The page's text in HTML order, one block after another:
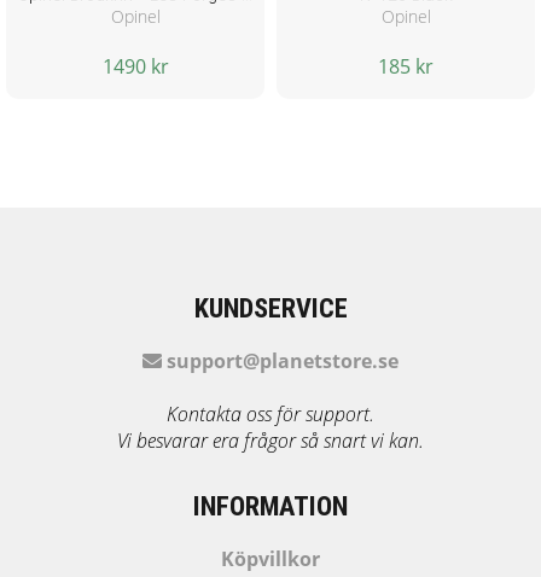
Opinel
1490 kr
Opinel
185 kr
KUNDSERVICE
support@planetstore.se
Kontakta oss för support.
Vi besvarar era frågor så snart vi kan.
INFORMATION
Köpvillkor